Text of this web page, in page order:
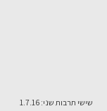
שישי תרבות שני: 1.7.16